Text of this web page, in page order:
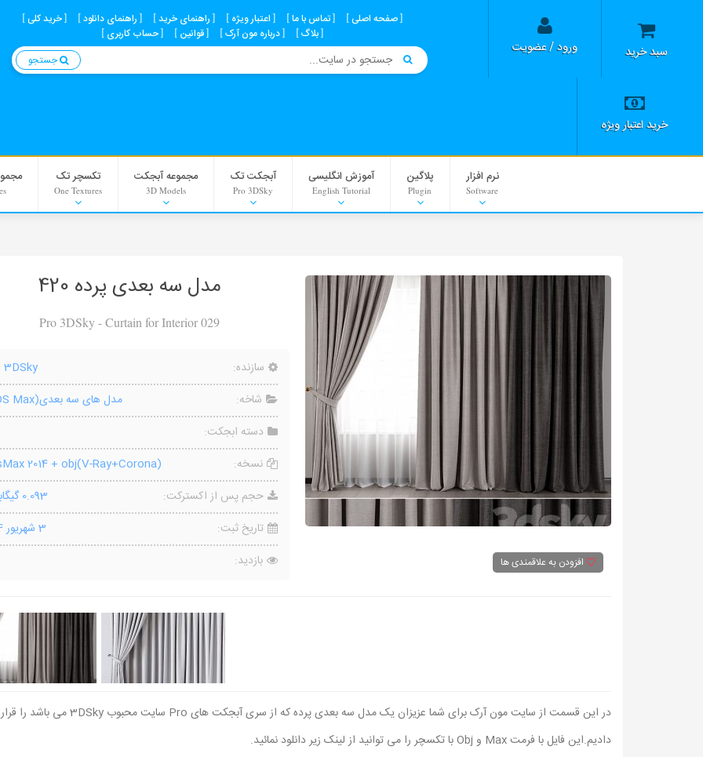
سبد خرید ورود / عضویت
خرید اعتبار ویژه
صفحه اصلی تماس با ما اعتبار ویژه راهنمای خرید راهنمای دانلود
خرید کلی
بلاگ
درباره مون آرک قوانین
حساب کاربری
نرم افزار
Software
پلاگین
Plugin
آموزش انگلیسی
English Tutorial
آبجکت تک
Pro 3DSky
مجموعه آبجکت
3D Models
تکسچر تک
One Textures
مدل سه بعدی پرده 420
Pro 3DSky - Curtain for Interior 029
سازنده:
شاخه:
مدل های سه بعدی(3DS Max)
دسته ابجکت:
نسخه:
2014 + obj(V-Ray+Corona)
حجم پس از اکسترکت:
0.093 گیگابایت
تاریخ ثبت:
3 شهریور 1404
بازدید:
افزودن به علاقمندی ها
در این قسمت از سایت مون آرک برای شما عزیزان یک مدل سه بعدی پرده که از سری آبجکت های Pro سایت محبوب 3DSky می باشد را قرار
دادیم.این فایل با فرمت Max و Obj با تکسچر را می توانید از لینک زیر دانلود نمائید.